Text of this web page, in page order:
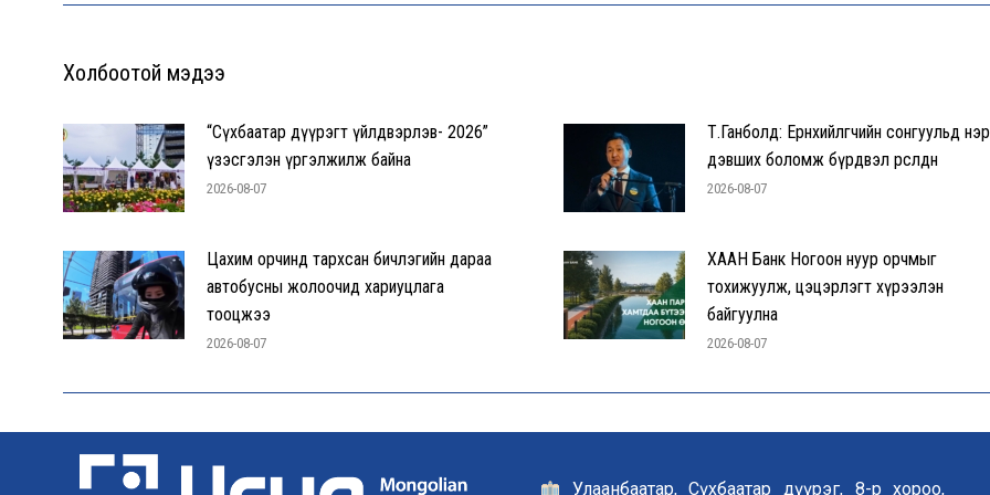
Холбоотой мэдээ
“Сүхбаатар дүүрэгт үйлдвэрлэв- 2026”
үзэсгэлэн үргэлжилж байна
2026-08-07
Т.Ганболд: Ерөнхийлөгчийн сонгуульд нэр
дэвших боломж бүрдвэл өрсөлдөнө
2026-08-07
Цахим орчинд тархсан бичлэгийн дараа
автобусны жолоочид хариуцлага
тооцжээ
2026-08-07
ХААН Банк Ногоон нуур орчмыг
тохижуулж, цэцэрлэгт хүрээлэн
байгуулна
2026-08-07
Улаанбаатар, Сүхбаатар дүүрэг, 8-р хороо,